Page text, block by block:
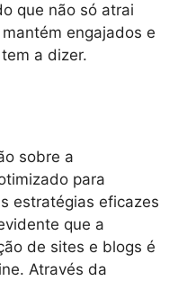
que não só atrai
engajados e
a dizer.
sobre a
para
estratégias eficazes
que a
de sites e blogs é
Através da